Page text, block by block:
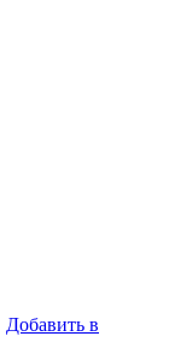
Добавить в